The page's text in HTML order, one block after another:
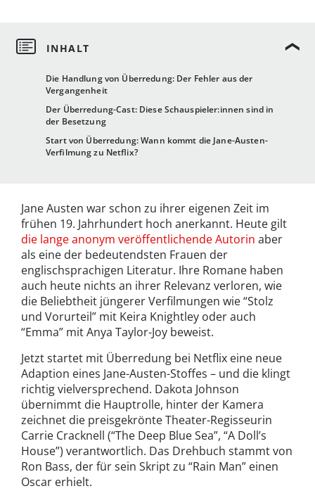
Die Handlung von Überredung: Der Fehler aus der
Vergangenheit
Der Überredung-Cast: Diese Schauspieler:innen sind in
der Besetzung
Start von Überredung: Wann kommt die Jane-Austen-
Verfilmung zu Netflix?
Jane Austen war schon zu ihrer eigenen Zeit im
frühen 19. Jahrhundert hoch anerkannt. Heute gilt
die lange anonym veröffentlichende Autorin aber
als eine der bedeutendsten Frauen der
englischsprachigen Literatur. Ihre Romane haben
auch heute nichts an ihrer Relevanz verloren, wie
die Beliebtheit jüngerer Verfilmungen wie “Stolz
und Vorurteil” mit Keira Knightley oder auch
“Emma” mit Anya Taylor-Joy beweist.
Jetzt startet mit Überredung bei Netflix eine neue
Adaption eines Jane-Austen-Stoffes – und die klingt
richtig vielversprechend. Dakota Johnson
übernimmt die Hauptrolle, hinter der Kamera
zeichnet die preisgekrönte Theater-Regisseurin
Carrie Cracknell (“The Deep Blue Sea”, “A Doll’s
House”) verantwortlich. Das Drehbuch stammt von
Ron Bass, der für sein Skript zu “Rain Man” einen
Oscar erhielt.